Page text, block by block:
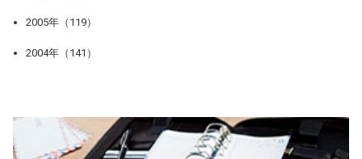
2005年（119）
2004年（141）